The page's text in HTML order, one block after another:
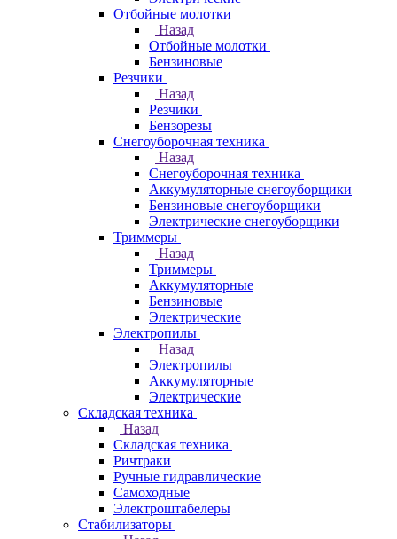
Отбойные молотки
Назад
Отбойные молотки
Бензиновые
Резчики
Назад
Резчики
Бензорезы
Снегоуборочная техника
Назад
Снегоуборочная техника
Аккумуляторные снегоуборщики
Бензиновые снегоуборщики
Электрические снегоуборщики
Триммеры
Назад
Триммеры
Аккумуляторные
Бензиновые
Электрические
Электропилы
Назад
Электропилы
Аккумуляторные
Электрические
Складская техника
Назад
Складская техника
Ричтраки
Ручные гидравлические
Самоходные
Электроштабелеры
Стабилизаторы